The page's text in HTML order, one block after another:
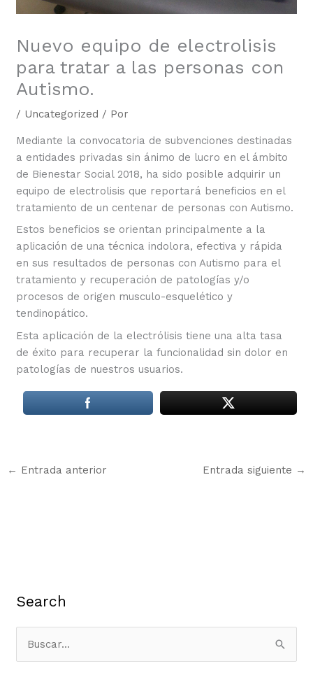
Nuevo equipo de electrolisis
para tratar a las personas con
Autismo.
/ Uncategorized / Por
Mediante la convocatoria de subvenciones destinadas
a entidades privadas sin ánimo de lucro en el ámbito
de Bienestar Social 2018, ha sido posible adquirir un
equipo de electrolisis que reportará beneficios en el
tratamiento de un centenar de personas con Autismo.
Estos beneficios se orientan principalmente a la
aplicación de una técnica indolora, efectiva y rápida
en sus resultados de personas con Autismo para el
tratamiento y recuperación de patologías y/o
procesos de origen musculo-esquelético y
tendinopático.
Esta aplicación de la electrólisis tiene una alta tasa
de éxito para recuperar la funcionalidad sin dolor en
patologías de nuestros usuarios.
← Entrada anterior Entrada siguiente →
Search